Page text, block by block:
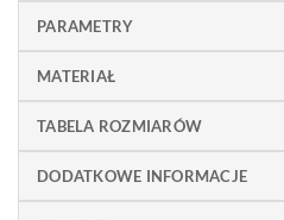
PARAMETRY
MATERIAŁ
TABELA ROZMIARÓW
DODATKOWE INFORMACJE